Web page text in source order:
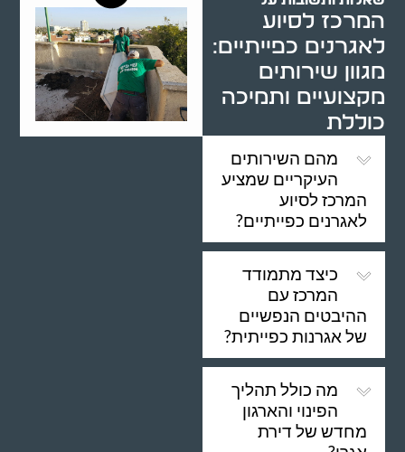
המרכז לסיוע
לאגרנים כפייתיים:
מגוון שירותים
מקצועיים ותמיכה
כוללת
מהם השירותים
העיקריים שמציע
המרכז לסיוע
לאגרנים כפייתיים?
כיצד מתמודד
המרכז עם
ההיבטים הנפשיים
של אגרנות כפייתית?
מה כולל תהליך
הפינוי והארגון
מחדש של דירת